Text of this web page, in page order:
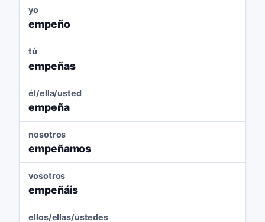
yo
empeño
tú
empeñas
él/ella/usted
empeña
nosotros
empeñamos
vosotros
empeñáis
ellos/ellas/ustedes